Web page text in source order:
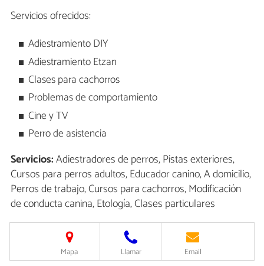
Servicios ofrecidos:
Adiestramiento DIY
Adiestramiento Etzan
Clases para cachorros
Problemas de comportamiento
Cine y TV
Perro de asistencia
Servicios:Adiestradores de perros, Pistas exteriores,
Cursos para perros adultos, Educador canino, A domicilio,
Perros de trabajo, Cursos para cachorros, Modificación
de conducta canina, Etología, Clases particulares
Mapa Llamar Email